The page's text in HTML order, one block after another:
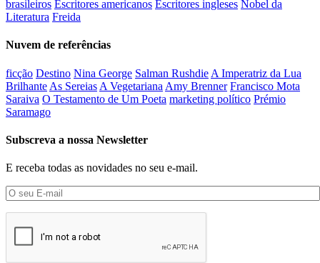
brasileiros Escritores americanos Escritores ingleses Nobel da
Literatura Freida
Nuvem de referências
ficção Destino Nina George Salman Rushdie A Imperatriz da Lua
Brilhante As Sereias A Vegetariana Amy Brenner Francisco Mota
Saraiva O Testamento de Um Poeta marketing político Prémio
Saramago
Subscreva a nossa Newsletter
E receba todas as novidades no seu e-mail.